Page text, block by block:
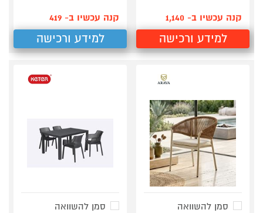
קנה עכשיו ב- 1,140
למידע ורכישה
קנה עכשיו ב- 419
למידע ורכישה
סמן להשוואה
סמן להשוואה